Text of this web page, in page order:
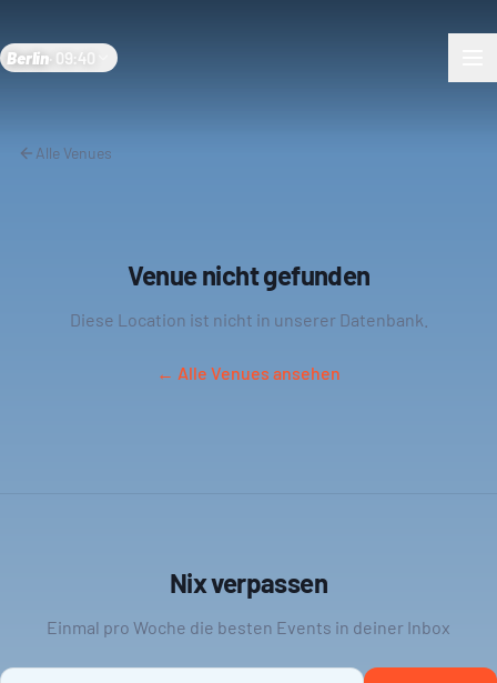
Berlin 09:40
Alle Venues
Venue nicht gefunden
Diese Location ist nicht in unserer Datenbank.
← Alle Venues ansehen
Nix verpassen
Einmal pro Woche die besten Events in deiner Inbox